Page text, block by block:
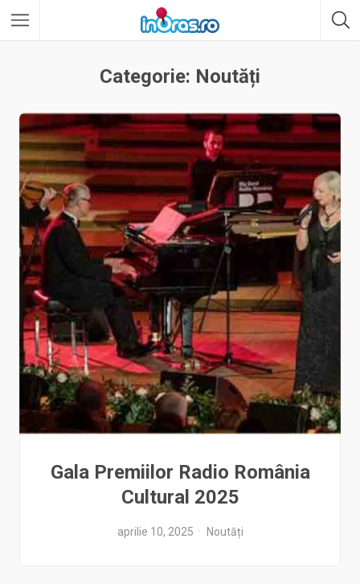
Categorie: Noutăți
Gala Premiilor Radio România
Cultural 2025
aprilie 10, 2025 Noutăți